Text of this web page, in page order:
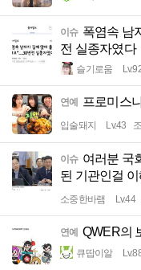
이슈 폭염속 남
전 실종자였다
슬기로움
연예 프로미스
입술돼지 Lv.43
이슈 여러분 국
된 기관인걸
소중한바램 Lv.44
연예 QWER의
큐땁이알